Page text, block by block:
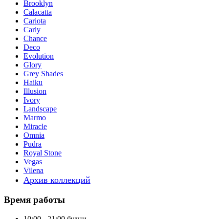
Brooklyn
Calacatta
Cariota
Carly
Chance
Deco
Evolution
Glory
Grey Shades
Haiku
Illusion
Ivory
Landscape
Marmo
Miracle
Omnia
Pudra
Royal Stone
Vegas
Vilena
Архив коллекций
Время работы